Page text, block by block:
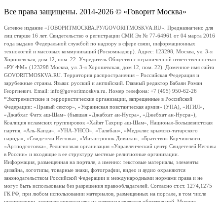
Все права защищены. 2014-2026 © «Говорит Москва»
Сетевое издание «ГОВОРИТМОСКВА.РУ/GOVORITMOSKVA.RU». Предназначено для
лиц старше 16 лет. Свидетельство о регистрации СМИ Эл № 77-64961 от 04 марта 2016
года выдано Федеральной службой по надзору в сфере связи, информационных
технологий и массовых коммуникаций (Роскомнадзор). Адрес: 123298, Москва, ул. 3-я
Хорошевская, дом 12, пом. 22. Учредитель Общество с ограниченной ответственностью
«РУ ФМ» (123298 Москва, ул. 3-я Хорошевская, дом 12, пом. 22). Доменное имя сайта
GOVORITMOSKVA.RU. Территория распространения – Российская Федерация и
зарубежные страны. Языки: русский и английский. Главный редактор Бабаян Роман
Георгиевич. Email: info@govoritmoskva.ru. Номер телефона: +7 (495) 950-62-26
*Экстремистские и террористические организации, запрещенные в Российской
Федерации: «Правый сектор», «Украинская повстанческая армия» (УПА), «ИГИЛ»,
«Джабхат Фатх аш-Шам» (бывшая «Джабхат ан-Нусра», «Джебхат ан-Нусра»),
Коалиция исламских группировок «Хайят Тахрир аш-Шам», Национал-Большевистская
партия, «Аль-Каида», «УНА-УНСО», «Талибан», «Меджлис крымско-татарского
народа», «Свидетели Иеговы», «Мизантропик Дивижн», «Братство» Корчинского,
«Артподготовка», Религиозная организация «Управленческий центр Свидетелей Иеговы
в России» и входящие в ее структуру местные религиозные организации.
Информация, размещенная на портале, а именно: текстовые материалы, элементы
дизайна, логотипы, товарные знаки, фотографии, видео и аудио охраняются
законодательством Российской Федерации и международными нормами права и не
могут быть использованы без разрешения правообладателей. Согласно ст.ст. 1274,1275
ГК РФ, при любом использовании материалов, размещенных на портале, в том числе